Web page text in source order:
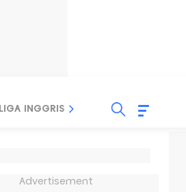
LIGA INGGRIS LIGA ITALIA
Advertisement